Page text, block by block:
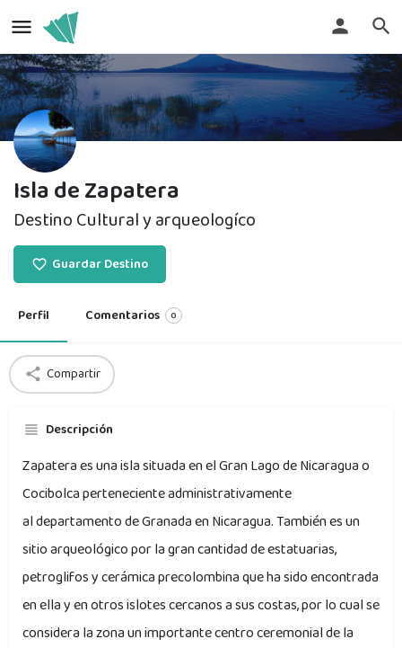
Isla de Zapatera
Destino Cultural y arqueologíco
Guardar Destino
Perfil Comentarios 0
Compartir
Descripción
Zapatera es una isla situada en el Gran Lago de Nicaragua o
Cocibolca perteneciente administrativamente
al departamento de Granada en Nicaragua. También es un
sitio arqueológico por la gran cantidad de estatuarias,
petroglifos y cerámica precolombina que ha sido encontrada
en ella y en otros islotes cercanos a sus costas, por lo cual se
considera la zona un importante centro ceremonial de la